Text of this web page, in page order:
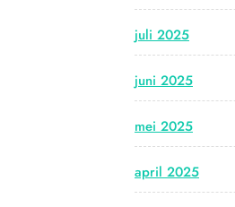
juli 2025
juni 2025
mei 2025
april 2025